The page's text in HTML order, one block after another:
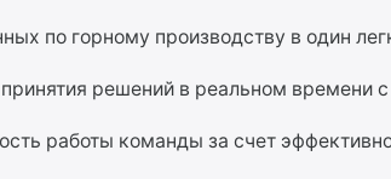
по горному производству в один
решений в реальном времени
работы команды за счет